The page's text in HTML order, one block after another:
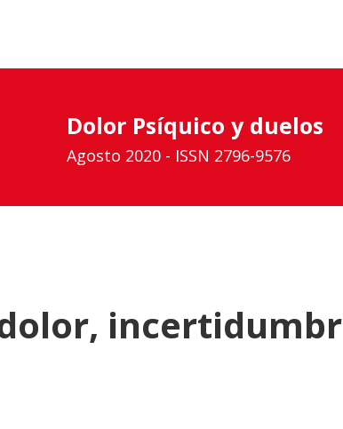
Dolor Psíquico y duelos
Agosto 2020 - ISSN 2796-9576